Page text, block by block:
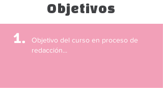
1.
Objetivo del curso en proceso de
redacción...
Objetivos